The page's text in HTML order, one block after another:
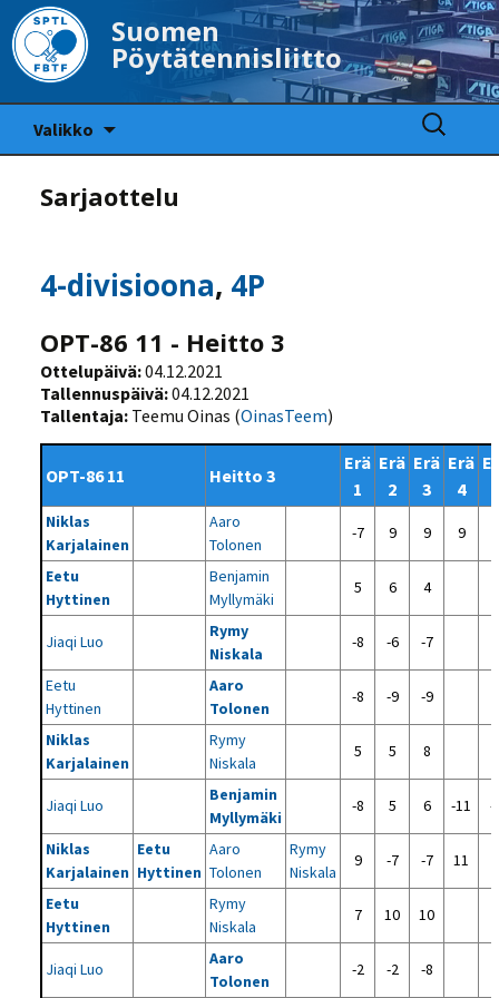
Suomen
Pöytätennisliitto
Valikko
Haku:
Sarjaottelu
4-divisioona, 4P
OPT-86 11 - Heitto 3
Ottelupäivä:04.12.2021
Tallennuspäivä:04.12.2021
Tallentaja: Teemu Oinas (OinasTeem)
OPT-86 11 Heitto 3
Erä
1
Erä
2
Erä
3
Erä
4
Niklas
Karjalainen
Aaro
Tolonen
-7 9 9 9
Eetu
Hyttinen
Benjamin
Myllymäki
5 6 4
Jiaqi Luo
Rymy
Niskala
-8 -6 -7
Eetu
Hyttinen
Aaro
Tolonen
-8 -9 -9
Niklas
Karjalainen
Rymy
Niskala
5 5 8
Jiaqi Luo
Benjamin
Myllymäki
-8 5 6 -11 -
Niklas
Karjalainen
Eetu
Hyttinen
Aaro
Tolonen
Rymy
Niskala
9 -7 -7 11
Eetu
Hyttinen
Rymy
Niskala
7 10 10
Jiaqi Luo
Aaro
Tolonen
-2 -2 -8